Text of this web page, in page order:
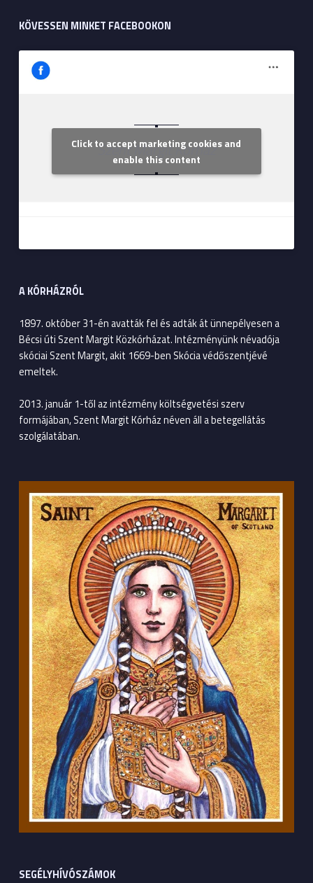
KÖVESSEN MINKET FACEBOOKON
Szent Margit Kórház
Click to accept marketing cookies and
enable this content
A KÓRHÁZRÓL
1897. október 31-én avatták fel és adták át ünnepélyesen a
Bécsi úti Szent Margit Közkórházat. Intézményünk névadója
skóciai Szent Margit, akit 1669-ben Skócia védőszentjévé
emeltek.
2013. január 1-től az intézmény költségvetési szerv
formájában, Szent Margit Kórház néven áll a betegellátás
szolgálatában.
SEGÉLYHÍVÓSZÁMOK